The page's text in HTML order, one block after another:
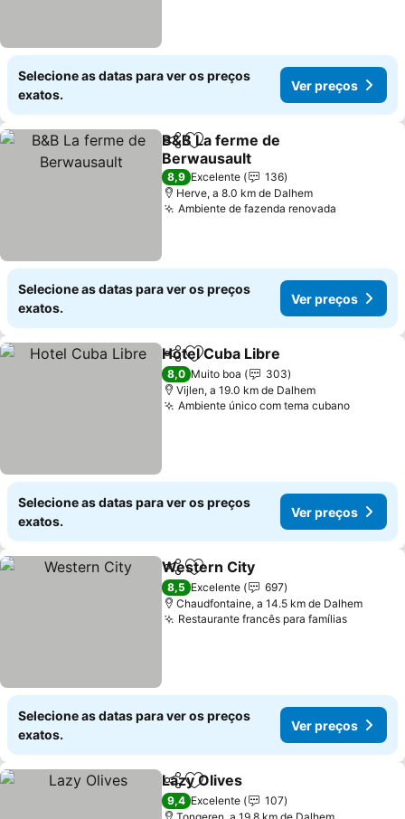
Selecione as datas para ver os preços
exatos.
Ver preços
PartilharAdicionar aos favoritos
B&B La ferme de
Berwausault
Ver preços
8,9 Excelente
136
Herve, a 8.0 km de Dalhem
Ambiente de fazenda renovada
Selecione as datas para ver os preços
exatos.
Ver preços
PartilharAdicionar aos favoritos
Hotel Cuba Libre
8,0 Muito boa
303
Vijlen, a 19.0 km de Dalhem
Ambiente único com tema cubanoVer
Selecione as datas para ver os preços
exatos.
Ver preços
PartilharAdicionar aos favoritos
Western City
8,5 Excelente
697
Chaudfontaine, a 14.5 km de Dalhem
Restaurante francês para famíliasVer
Selecione as datas para ver os preços
exatos.
Ver preços
PartilharAdicionar aos favoritos
Lazy Olives
9,4 Excelente
107